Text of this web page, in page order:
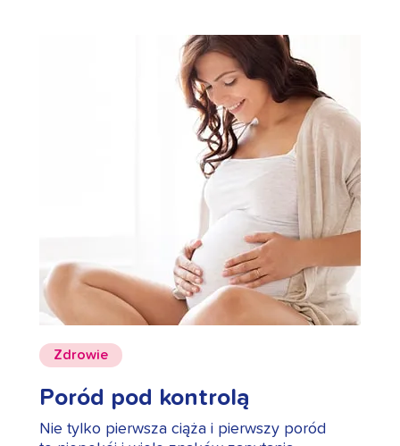
Zdrowie
Poród pod kontrolą
Nie tylko pierwsza ciąża i pierwszy poród